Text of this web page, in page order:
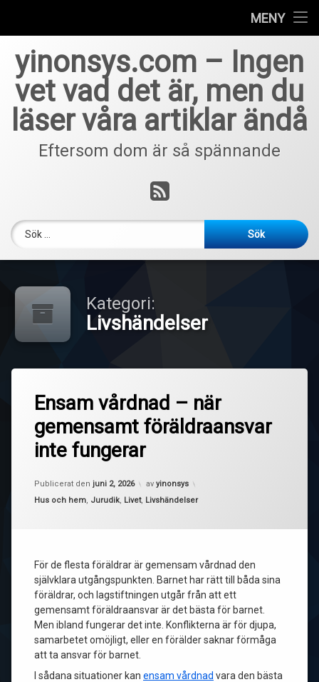
MENY
innehåll
yinonsys.com – Ingen
vet vad det är, men du
läser våra artiklar ändå
Eftersom dom är så spännande
RSS
Kategori:
Livshändelser
Ensam vårdnad – när
gemensamt föräldraansvar
inte fungerar
Publicerat den juni 2, 2026
Uppdaterad den
av yinonsys
Kategorier:
Hus och hem, Jurudik, Livet, Livshändelser
För de flesta föräldrar är gemensam vårdnad den
självklara utgångspunkten. Barnet har rätt till båda sina
föräldrar, och lagstiftningen utgår från att ett
gemensamt föräldraansvar är det bästa för barnet.
Men ibland fungerar det inte. Konflikterna är för djupa,
samarbetet omöjligt, eller en förälder saknar förmåga
att ta ansvar för barnet.
I sådana situationer kan ensam vårdnad vara den bästa